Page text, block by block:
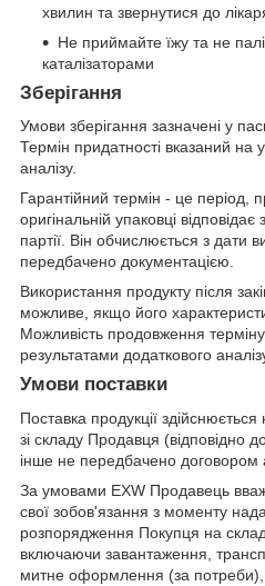
хвилин та звернутися до
Не приймайте їжу та не
каталізаторами
Зберігання
Умови зберігання зазначені у
Термін придатності вказаний на
аналізу.
Гарантійний термін - це період,
оригінальній упаковці
партії. Він обчислюється з дати
передбачено документацією.
Використання продукту після
можливе, якщо його
Можливість продовження
результатами додаткового
Умови поставки
Поставка продукції
зі складу Продавця
інше не передбачено договором
За умовами EXW Продавець
свої зобов'язання з моменту
розпорядження Покупця на
включаючи завантаження,
митне оформлення (за